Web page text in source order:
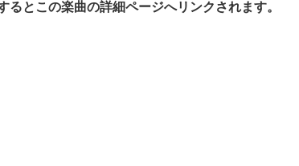
とこの楽曲の詳細ページへリンクされます。